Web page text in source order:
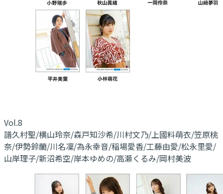
Vol.8
譜久村聖/横山玲奈/森戸知沙希/川村文乃/上國料萌衣/笠原桃
奈/伊勢鈴蘭/川名凜/為永幸音/稲場愛香/工藤由愛/松永里愛/
山岸理子/新沼希空/岸本ゆめの/高瀬くるみ/岡村美波